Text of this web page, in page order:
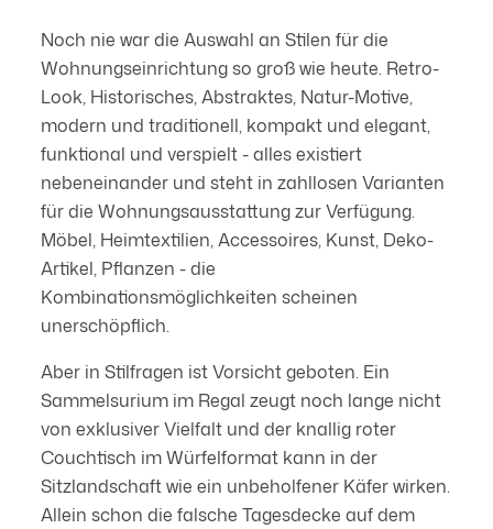
Noch nie war die Auswahl an Stilen für die
Wohnungseinrichtung so groß wie heute. Retro-
Look, Historisches, Abstraktes, Natur-Motive,
modern und traditionell, kompakt und elegant,
funktional und verspielt - alles existiert
nebeneinander und steht in zahllosen Varianten
für die Wohnungsausstattung zur Verfügung.
Möbel, Heimtextilien, Accessoires, Kunst, Deko-
Artikel, Pflanzen - die
Kombinationsmöglichkeiten scheinen
unerschöpflich.
Aber in Stilfragen ist Vorsicht geboten. Ein
Sammelsurium im Regal zeugt noch lange nicht
von exklusiver Vielfalt und der knallig roter
Couchtisch im Würfelformat kann in der
Sitzlandschaft wie ein unbeholfener Käfer wirken.
Allein schon die falsche Tagesdecke auf dem